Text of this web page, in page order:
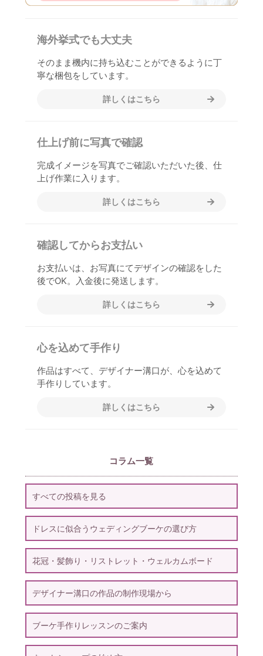
海外挙式でも大丈夫
そのまま機内に持ち込むことができるように丁
寧な梱包をしています。
詳しくはこちら
仕上げ前に写真で確認
完成イメージを写真でご確認いただいた後、仕
上げ作業に入ります。
詳しくはこちら
確認してからお支払い
お支払いは、お写真にてデザインの確認をした
後でOK。入金後に発送します。
詳しくはこちら
心を込めて手作り
作品はすべて、デザイナー溝口が、心を込めて
手作りしています。
詳しくはこちら
コラム一覧
すべての投稿を見る
ドレスに似合うウェディングブーケの選び方
花冠・髪飾り・リストレット・ウェルカムボード
デザイナー溝口の作品の制作現場から
ブーケ手作りレッスンのご案内